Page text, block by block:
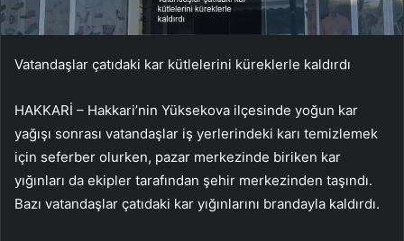
Vatandaşlar çatıdaki kar kütlelerini küreklerle kaldırdı
HAKKARİ – Hakkari’nin Yüksekova ilçesinde yoğun kar
yağışı sonrası vatandaşlar iş yerlerindeki karı temizlemek
için seferber olurken, pazar merkezinde biriken kar
yığınları da ekipler tarafından şehir merkezinden taşındı.
Bazı vatandaşlar çatıdaki kar yığınlarını brandayla kaldırdı.